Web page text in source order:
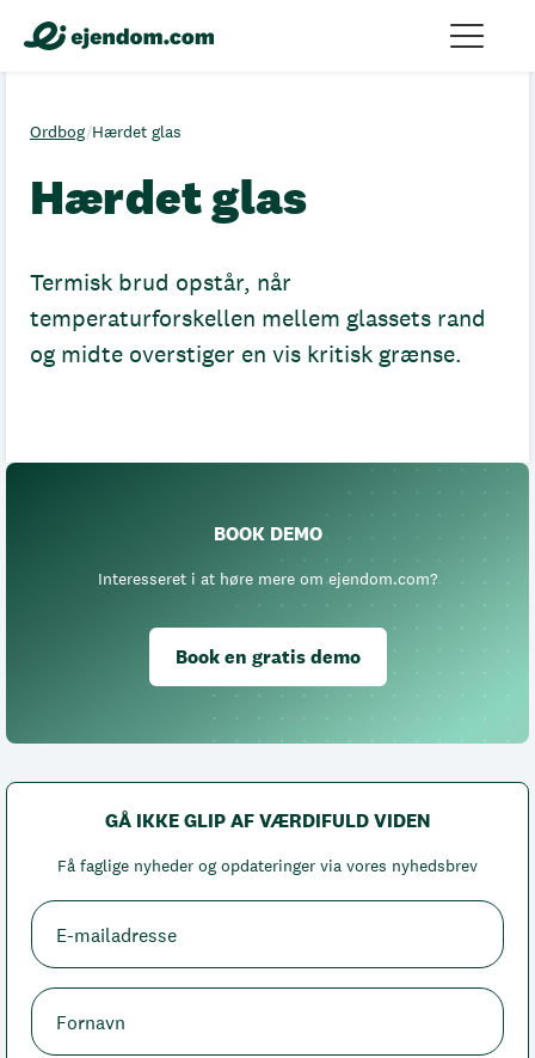
Ordbog/Hærdet glas
Hærdet glas
Termisk brud opstår, når
temperaturforskellen mellem glassets rand
og midte overstiger en vis kritisk grænse.
BOOK DEMO
Interesseret i at høre mere om ejendom.com?
Book en gratis demo
GÅ IKKE GLIP AF VÆRDIFULD VIDEN
Få faglige nyheder og opdateringer via vores nyhedsbrev